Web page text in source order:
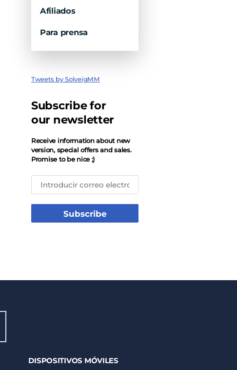
Afiliados
Para prensa
Tweets by SolveigMM
Subscribe for
our newsletter
Receive information about new
version, special offers and sales.
Promise to be nice ;)
Subscribe
DISPOSITIVOS MÓVILES